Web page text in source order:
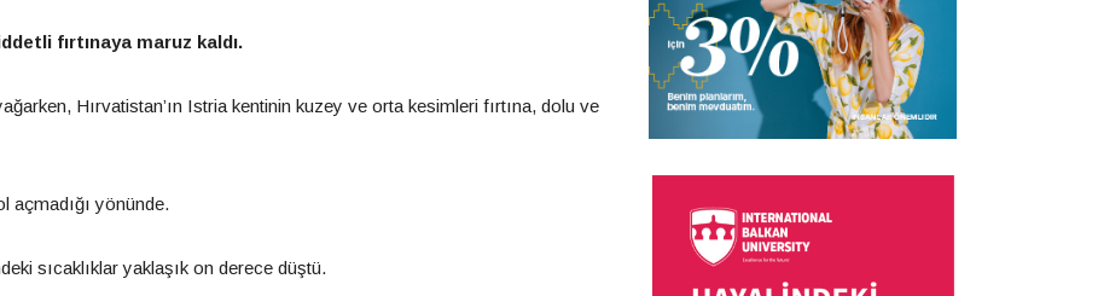
fırtınaya maruz kaldı.
Hırvatistan’ın Istria kentinin kuzey ve orta kesimleri fırtına, dolu ve
açmadığı yönünde.
sıcaklıklar yaklaşık on derece düştü.